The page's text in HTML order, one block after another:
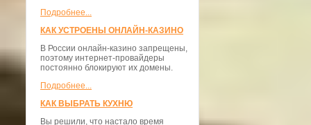
Подробнее...
КАК УСТРОЕНЫ ОНЛАЙН-КАЗИНО
В России онлайн-казино запрещены,
поэтому интернет-провайдеры
постоянно блокируют их домены.
Подробнее...
КАК ВЫБРАТЬ КУХНЮ
Вы решили, что настало время